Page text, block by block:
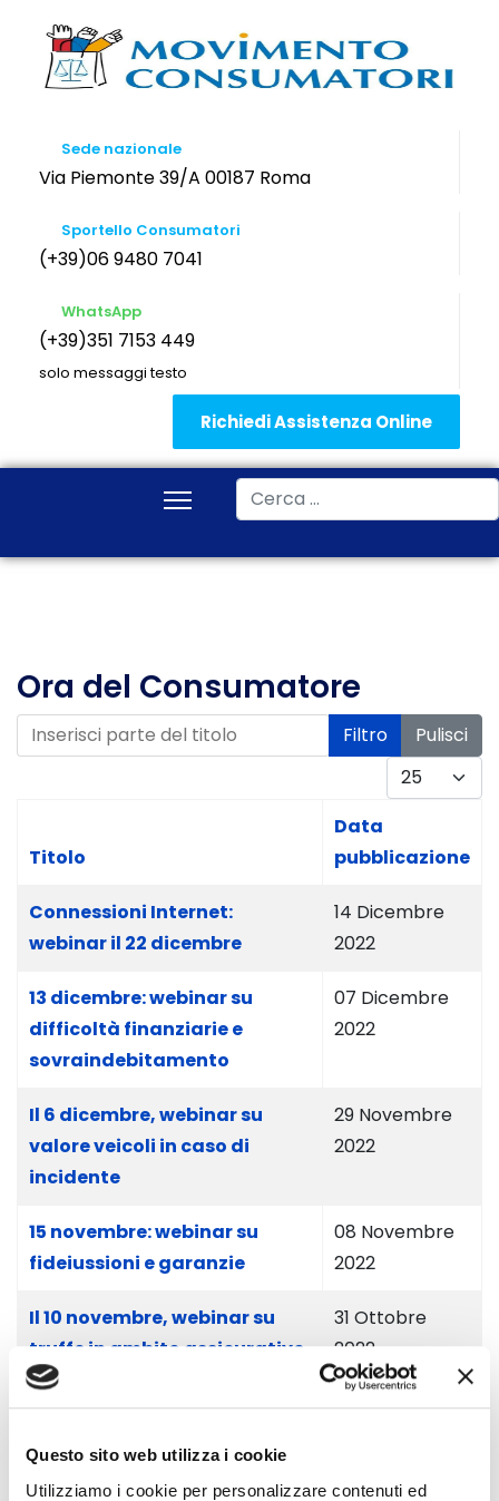
Questo sito web utilizza i cookie
Utilizziamo i cookie per personalizzare contenuti ed
Sede nazionale
Via Piemonte 39/A 00187 Roma
Sportello Consumatori
(+39)06 9480 7041
WhatsApp
(+39)351 7153 449
solo messaggi testo
Richiedi Assistenza Online
Cerca
Ora del Consumatore
Inserisci parte del titolo Filtro
Pulisci
Visualizza #
Titolo
Data
pubblicazione
Connessioni Internet:
webinar il 22 dicembre
14 Dicembre
2022
13 dicembre: webinar su
difficoltà finanziarie e
sovraindebitamento
07 Dicembre
2022
Il 6 dicembre, webinar su
valore veicoli in caso di
incidente
29 Novembre
2022
15 novembre: webinar su
fideiussioni e garanzie
08 Novembre
2022
Il 10 novembre, webinar su
truffe in ambito assicurativo
31 Ottobre
2022
Il 26 ottobre, webinar su
richiesti
17 Ottobre